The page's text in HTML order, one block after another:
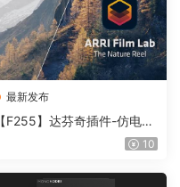
最新发布
【F255】达芬奇插件-仿电影
胶片视频调色插件 ARRI Film
10